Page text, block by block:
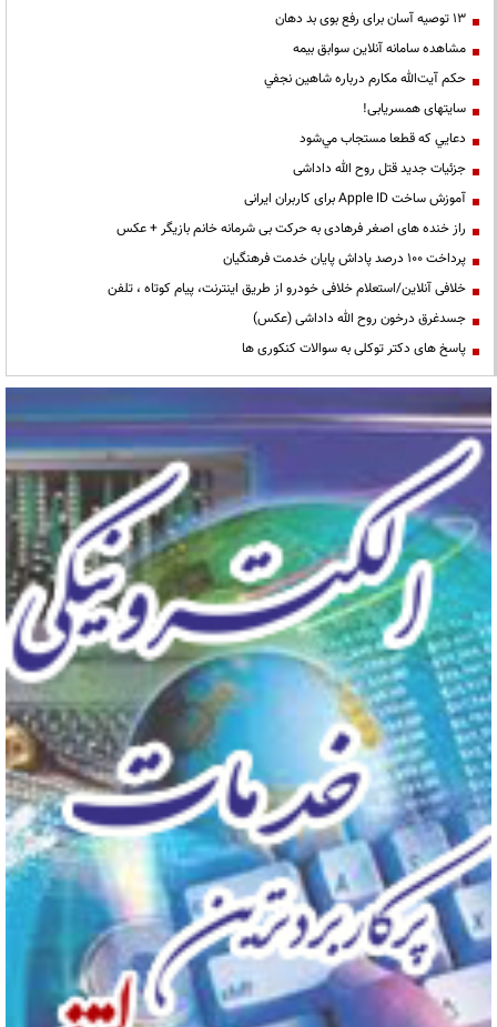
13 توصیه آسان برای رفع بوی بد دهان
مشاهده سامانه آنلاين سوابق بیمه
حكم آيت‌الله مكارم درباره شاهين نجفي
سایتهای همسریابی!
دعايي كه قطعا مستجاب مي‌شود
جزئیات جدید قتل روح الله داداشی
آموزش ساخت Apple ID برای کاربران ایرانی
راز خنده های اصغر فرهادی به حرکت بی شرمانه خانم بازیگر + عکس
پرداخت ۱۰۰ درصد پاداش پایان خدمت فرهنگیان
خلافی آنلاین/استعلام خلافی خودرو از طریق اینترنت، پیام کوتاه ، تلفن
جسدغرق درخون روح الله داداشی (عکس)
پاسخ های دکتر توکلی به سوالات کنکوری ها